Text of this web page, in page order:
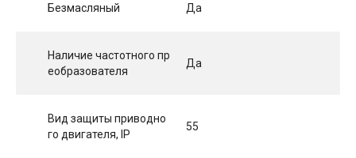
Безмасляный Да
Наличие частотного пр
еобразователя
Да
Вид защиты приводно
го двигателя, IP
55